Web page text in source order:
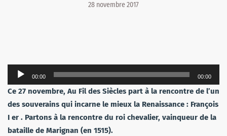
28 novembre 2017
Lecteur
audio
00:00 00:00
Ce 27 novembre, Au Fil des Siècles part à la rencontre de l’un
des souverains qui incarne le mieux la Renaissance : François
I er . Partons à la rencontre du roi chevalier, vainqueur de la
bataille de Marignan (en 1515).